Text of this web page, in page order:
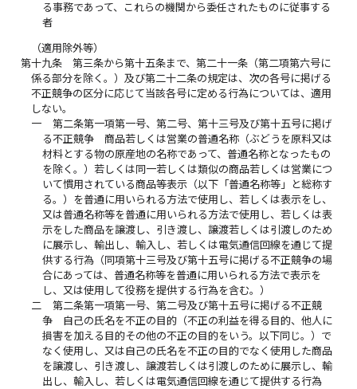
る事務であって、これらの機関から委任されたものに従事する
者
（適用除外等）
第十九条
第三条から第十五条まで、第二十一条（第二項第六号に
係る部分を除く。）及び第二十二条の規定は、次の各号に掲げる
不正競争の区分に応じて当該各号に定める行為については、適用
しない。
一
第二条第一項第一号、第二号、第十三号及び第十五号に掲げ
る不正競争 商品若しくは営業の普通名称（ぶどうを原料又は
材料とする物の原産地の名称であって、普通名称となったもの
を除く。）若しくは同一若しくは類似の商品若しくは営業につ
いて慣用されている商品等表示（以下「普通名称等」と総称す
る。）を普通に用いられる方法で使用し、若しくは表示をし、
又は普通名称等を普通に用いられる方法で使用し、若しくは表
示をした商品を譲渡し、引き渡し、譲渡若しくは引渡しのため
に展示し、輸出し、輸入し、若しくは電気通信回線を通じて提
供する行為（同項第十三号及び第十五号に掲げる不正競争の場
合にあっては、普通名称等を普通に用いられる方法で表示を
し、又は使用して役務を提供する行為を含む。）
二
第二条第一項第一号、第二号及び第十五号に掲げる不正競
争 自己の氏名を不正の目的（不正の利益を得る目的、他人に
損害を加える目的その他の不正の目的をいう。以下同じ。）で
なく使用し、又は自己の氏名を不正の目的でなく使用した商品
を譲渡し、引き渡し、譲渡若しくは引渡しのために展示し、輸
出し、輸入し、若しくは電気通信回線を通じて提供する行為